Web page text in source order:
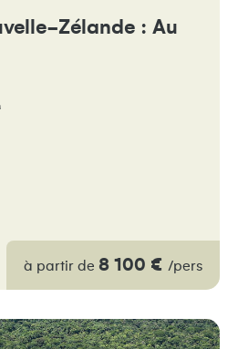
Zélande : Au
à partir de 8 100 € /pers